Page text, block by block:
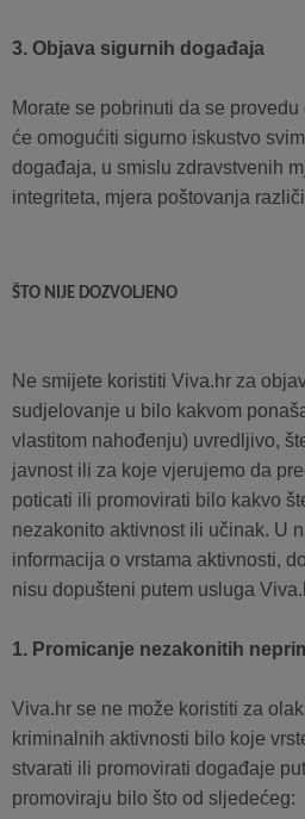
3. Objava sigurnih događaja
Morate se pobrinuti da se
će omogućiti sigurno iskustvo
događaja, u smislu zdravstvenih
integriteta, mjera poštovanja
ŠTO NIJE DOZVOLJENO
Ne smijete koristiti Viva.hr za
sudjelovanje u bilo kakvom
vlastitom nahođenju) uvredljivo,
javnost ili za koje vjerujemo da
poticati ili promovirati bilo kakvo
nezakonito aktivnost ili učinak. U
informacija o vrstama aktivnosti,
nisu dopušteni putem usluga
1. Promicanje nezakonitih
Viva.hr se ne može koristiti za
kriminalnih aktivnosti bilo koje
stvarati ili promovirati događaje
promoviraju bilo što od sljedećeg: